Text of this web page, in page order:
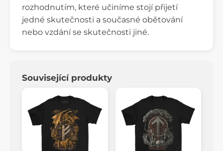
rozhodnutím, které učiníme stojí přijetí
jedné skutečnosti a současné obětování
nebo vzdání se skutečnosti jiné.
Související produkty